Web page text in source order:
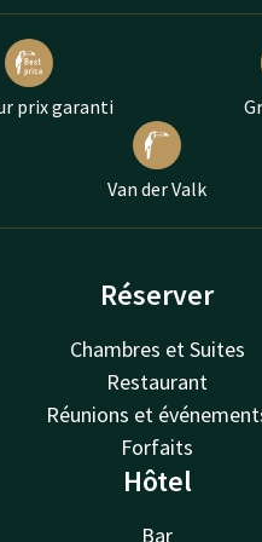
prix garanti
Van der Valk
Réserver
Chambres et Suites
Restaurant
Réunions et
Forfaits
Hôtel
Bar